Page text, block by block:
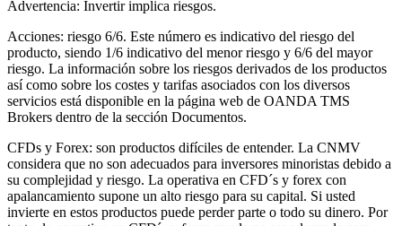
Advertencia: Invertir implica riesgos.
Acciones: riesgo 6/6. Este número es indicativo del riesgo del
producto, siendo 1/6 indicativo del menor riesgo y 6/6 del mayor
riesgo. La información sobre los riesgos derivados de los productos
así como sobre los costes y tarifas asociados con los diversos
servicios está disponible en la página web de OANDA TMS
Brokers dentro de la sección Documentos.
CFDs y Forex: son productos difíciles de entender. La CNMV
considera que no son adecuados para inversores minoristas debido a
su complejidad y riesgo. La operativa en CFD´s y forex con
apalancamiento supone un alto riesgo para su capital. Si usted
invierte en estos productos puede perder parte o todo su dinero. Por